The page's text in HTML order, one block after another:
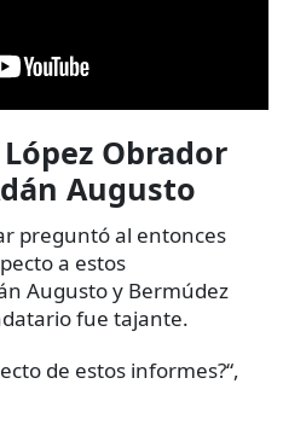
Obrador
Augusto
preguntó al entonces
a estos
Augusto y Bermúdez
fue tajante.
de estos informes?“,